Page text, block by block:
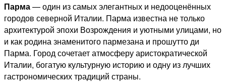
Парма— один из самых элегантных и недооценённых
городов северной Италии. Парма известна не только
архитектурой эпохи Возрождения и уютными улицами, но
и как родина знаменитого пармезана и прошутто ди
Парма. Город сочетает атмосферу аристократической
Италии, богатую культурную историю и одну из лучших
гастрономических традиций страны.